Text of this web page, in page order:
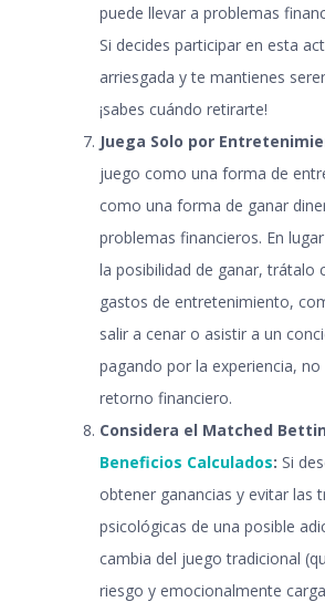
puede llevar a problemas
Si decides participar en esta
arriesgada y te mantienes
¡sabes cuándo retirarte!
Juega Solo por
juego como una forma de
como una forma de ganar
problemas financieros. En
la posibilidad de ganar, trátalo
gastos de entretenimiento,
salir a cenar o asistir a un
pagando por la experiencia,
retorno financiero.
Considera el Matched
Beneficios Calculados: Si
obtener ganancias y evitar las
psicológicas de una posible
cambia del juego tradicional
riesgo y emocionalmente